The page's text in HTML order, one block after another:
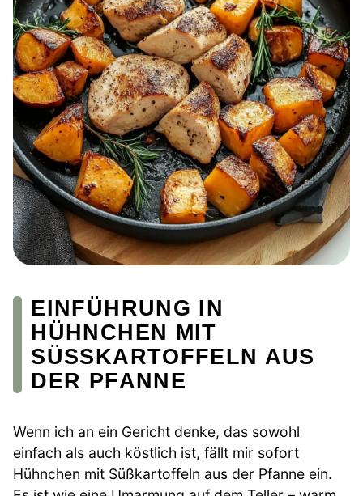
EINFÜHRUNG IN
HÜHNCHEN MIT
SÜSSKARTOFFELN AUS D
ER PFANNE
Wenn ich an ein Gericht denke, das sowohl
einfach als auch köstlich ist, fällt mir sofort
Hühnchen mit Süßkartoffeln aus der Pfanne ein.